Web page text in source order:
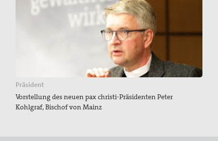
Präsident
Vorstellung des neuen pax christi-Präsidenten Peter
Kohlgraf, Bischof von Mainz